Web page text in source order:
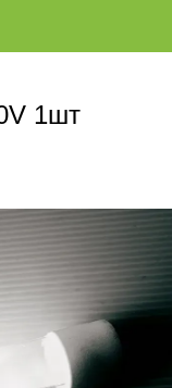
1шт